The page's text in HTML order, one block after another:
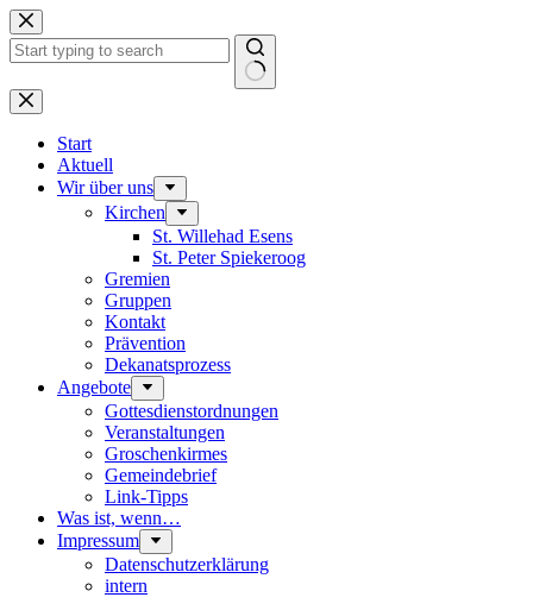
Zum
Inhalt
springen
Keine
Ergebnisse
Start
Aktuell
Wir über uns
Kirchen
St. Willehad Esens
St. Peter Spiekeroog
Gremien
Gruppen
Kontakt
Prävention
Dekanatsprozess
Angebote
Gottesdienstordnungen
Veranstaltungen
Groschenkirmes
Gemeindebrief
Link-Tipps
Was ist, wenn…
Impressum
Datenschutzerklärung
intern